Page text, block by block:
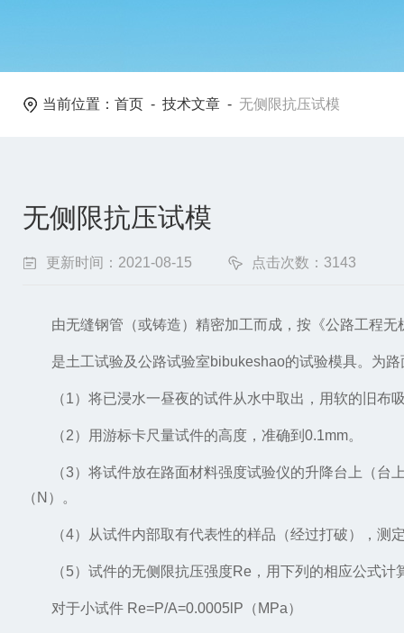
当前位置： 首页 - 技术文章 - 无侧限抗压试模
无侧限抗压试模
更新时间：2021-08-15 点击次数：3143
由无缝钢管（或铸造）精密加工而成，按《公路工程
是土工试验及公路试验室bibukeshao的试验模具。为
（1）将已浸水一昼夜的试件从水中取出，用软的旧布
（2）用游标卡尺量试件的高度，准确到0.1mm。
（3）将试件放在路面材料强度试验仪的升降台上（台上
（N）。
（4）从试件内部取有代表性的样品（经过打破），测
（5）试件的无侧限抗压强度Re，用下列的相应公式计
对于小试件 Re=P/A=0.0005lP（MPa）